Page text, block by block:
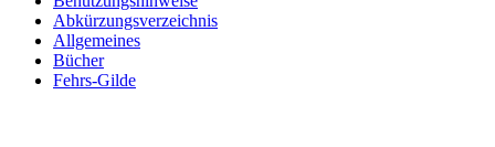
Abkürzungsverzeichnis
Allgemeines
Bücher
Fehrs-Gilde